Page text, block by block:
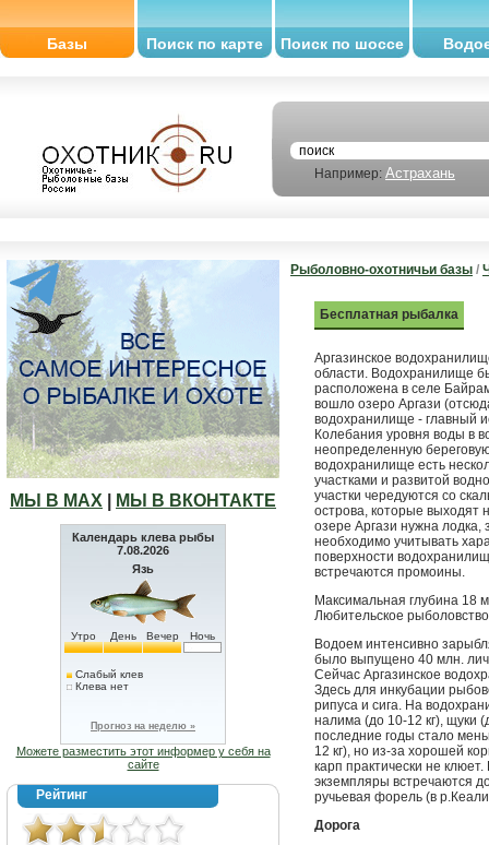
Базы Поиск по карте Поиск по шоссе
Например: Астрахань
МЫ В МАХ МЫ В ВКОНТАКТЕ
Календарь клева рыбы
7.08.2026
Язь
Утро День Вечер Ночь
Слабый клев
Клева нет
Прогноз на неделю »
Можете разместить этот информер у себя на
сайте
Рейтинг
Рыболовно-охотничьи базы /
Бесплатная рыбалка
Аргазинское
области. Водохранилище
расположена в селе
вошло озеро Аргази
водохранилище - главный
Колебания уровня воды в
неопределенную
водохранилище есть
участками и развитой
участки чередуются со
острова, которые выходят
озере Аргази нужна
необходимо учитывать
поверхности
встречаются промоины.
Максимальная глубина 18
Любительское
Водоем интенсивно
было выпущено 40 млн.
Сейчас Аргазинское
Здесь для инкубации
рипуса и сига. На
налима (до 10-12 кг), щуки
последние годы стало
12 кг), но из-за хорошей
карп практически не
экземпляры встречаются
ручьевая форель (в
Дорога